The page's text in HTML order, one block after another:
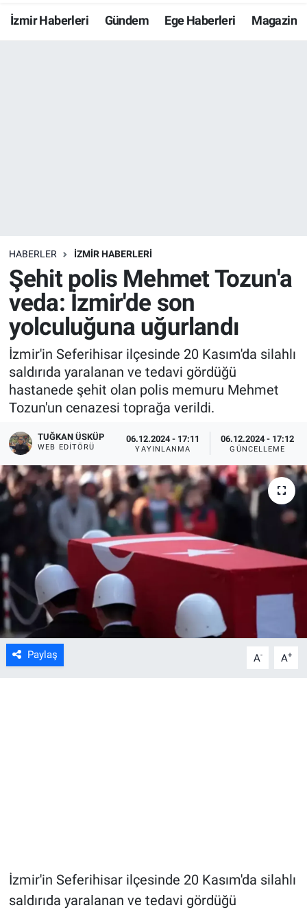
İzmir Haberleri Gündem Ege Haberleri Magazin
HABERLER İZMİR HABERLERİ
Şehit polis Mehmet Tozun'a
veda: İzmir'de son
yolculuğuna uğurlandı
İzmir'in Seferihisar ilçesinde 20 Kasım'da silahlı
saldırıda yaralanan ve tedavi gördüğü
hastanede şehit olan polis memuru Mehmet
Tozun'un cenazesi toprağa verildi.
TUĞKAN ÜSKÜP
WEB EDITÖRÜ
06.12.2024 - 17:11
YAYINLANMA
06.12.2024 - 17:12
GÜNCELLEME
Paylaş A- A+
İzmir'in Seferihisar ilçesinde 20 Kasım'da silahlı
saldırıda yaralanan ve tedavi gördüğü
Resmi İlanlar